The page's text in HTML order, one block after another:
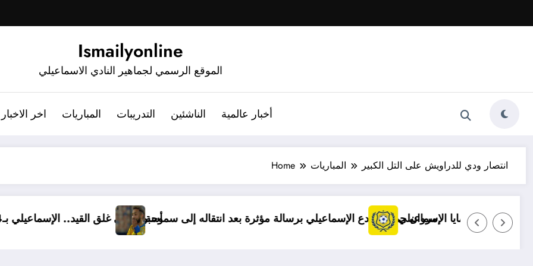
Ismailyonline
الموقع الرسمي لجماهير النادي الاسماعيلي
اخر الاخبار المباريات التدريبات الناشئين أخبار عالمية
Home المباريات انتصار ودي للدراويش على التل الكبير
أسبوع على غلق القيد..مروان حمدي يودع الإسماعيلي برسالة مؤثرة بعد انتقاله إلى سموحةتوضيح مهم بشأن قضايا الإسماعيلي